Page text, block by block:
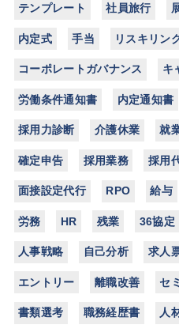
テンプレート 社員旅行
内定式 手当 リスキリン
コーポレートガバナンス キ
労働条件通知書 内定通知書
採用力診断 介護休業 就
確定申告 採用業務 採用
面接設定代行 RPO 給与
労務 HR 残業 36協定
人事戦略 自己分析 求人
エントリー 離職改善 セ
書類選考 職務経歴書 人